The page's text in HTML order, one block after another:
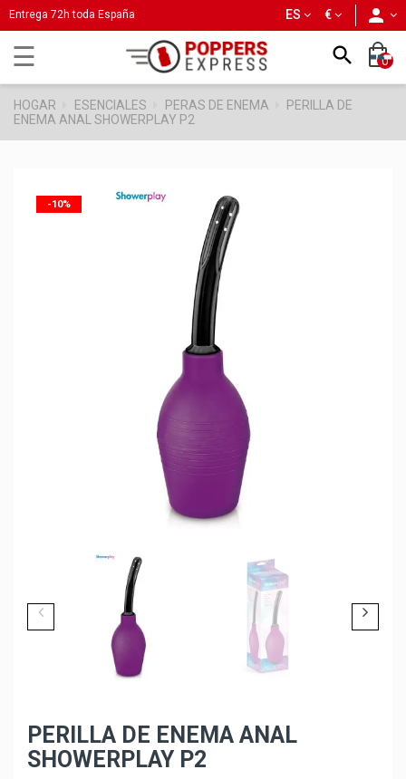
Entrega 72h toda España €
ES
Navegación
de
palanca
☰  0
HOGAR ESENCIALES PERAS DE ENEMA
PERILLA DE
ENEMA ANAL SHOWERPLAY P2
-10%
PERILLA DE ENEMA ANAL
SHOWERPLAY P2